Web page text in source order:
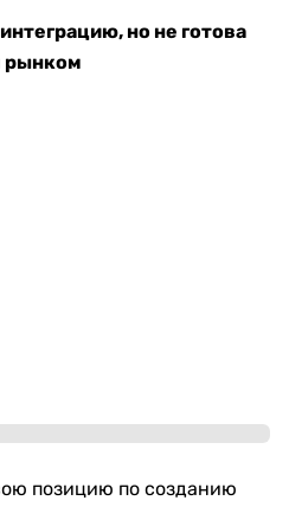
но не готова
рынком
позицию по созданию